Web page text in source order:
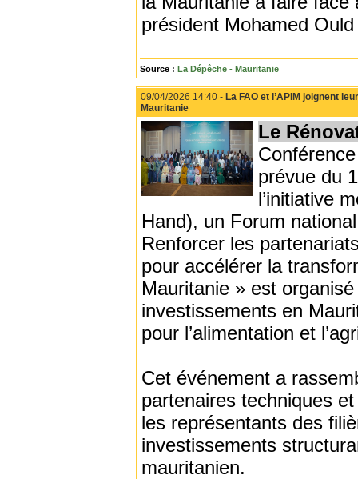
président Mohamed
Source : La Dépêche - Mauritanie
09/04/2026 14:40 - La FAO et l’APIM joignent
Mauritanie
Le
prévue du
l’initiative
Hand), un Forum
Renforcer les
pour accélérer la
Mauritanie » est
investissements en
pour l’alimentation et
Cet événement a
partenaires techniques
les représentants des
investissements
mauritanien.